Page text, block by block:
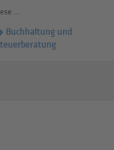
...
Buchhaltung und